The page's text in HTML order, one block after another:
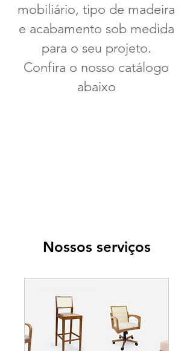
mobiliário, tipo de madeira
e acabamento sob medida
para o seu projeto.
Confira o nosso catálogo
abaixo
Nossos serviços